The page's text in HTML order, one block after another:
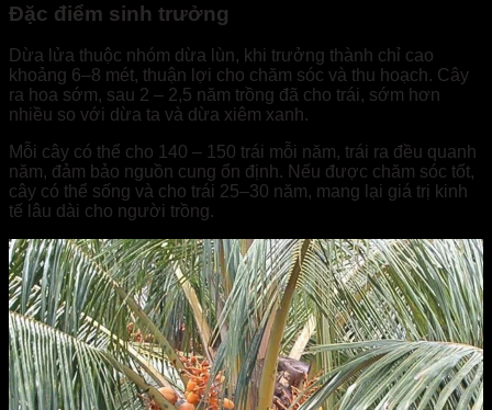
Đặc điểm sinh trưởng
Dừa lửa thuộc nhóm dừa lùn, khi trưởng thành chỉ cao
khoảng 6–8 mét, thuận lợi cho chăm sóc và thu hoạch. Cây
ra hoa sớm, sau 2 – 2,5 năm trồng đã cho trái, sớm hơn
nhiều so với dừa ta và dừa xiêm xanh.
Mỗi cây có thể cho 140 – 150 trái mỗi năm, trái ra đều quanh
năm, đảm bảo nguồn cung ổn định. Nếu được chăm sóc tốt,
cây có thể sống và cho trái 25–30 năm, mang lại giá trị kinh
tế lâu dài cho người trồng.